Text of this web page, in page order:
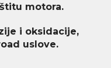
motora.
i oksidacije,
uslove.